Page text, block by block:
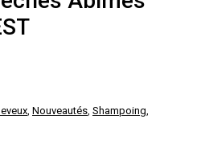
, Nouveautés, Shampoing,